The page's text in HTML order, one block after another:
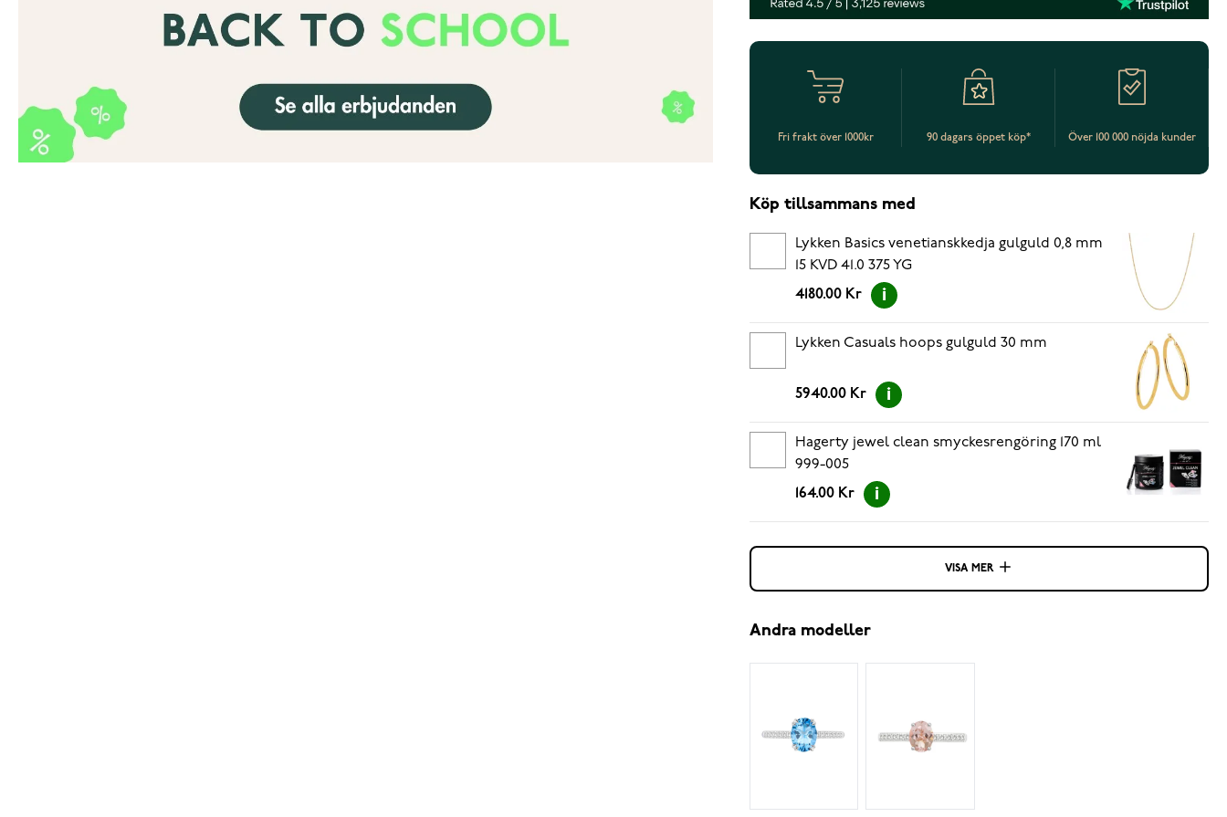
Fri frakt över 1000kr 90 dagars öppet köp* Över 100 000 nöjda kunder
Köp tillsammans med
Lykken Basics venetianskkedja gulguld 0,8 mm
15 KVD 41.0 375 YG
4180.00 Kr
Lykken Casuals hoops gulguld 30 mm
5940.00 Kr
Hagerty jewel clean smyckesrengöring 170 ml
999-005
164.00 Kr
VISA MER
Andra modeller